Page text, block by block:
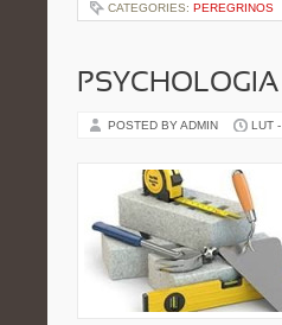
CATEGORIES: PEREGRINOS
POSTED BY ADMIN LUT